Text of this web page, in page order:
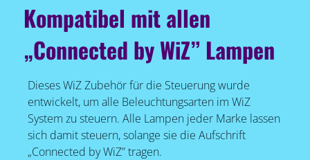
Kompatibel mit allen
„Connected by WiZ” Lampen
Dieses WiZ Zubehör für die Steuerung wurde
entwickelt, um alle Beleuchtungsarten im WiZ
System zu steuern. Alle Lampen jeder Marke lassen
sich damit steuern, solange sie die Aufschrift
„Connected by WiZ” tragen.